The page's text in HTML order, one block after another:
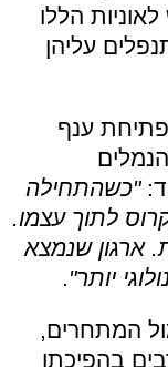
הללו
עליהן
ענף
"כשהתחילה
לתוך עצמו.
ארגון שנמצא
יותר".
המתחרים,
בהפיכתו